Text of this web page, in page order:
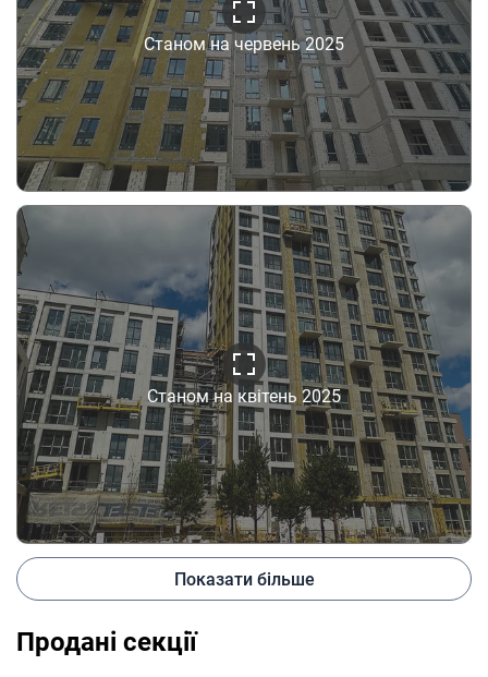
Станом на червень 2025
Станом на квітень 2025
Показати більше
Продані секції